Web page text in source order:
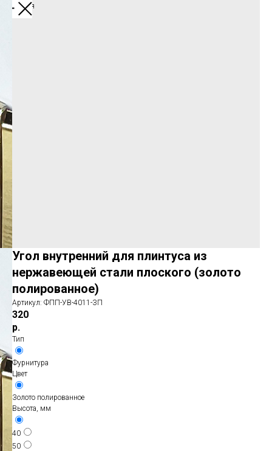
Вернуться
Угол внутренний для плинтуса из
нержавеющей стали плоского (золото
полированное)
Артикул: ФПП-УВ-4011-ЗП
320
р.
Тип
Фурнитура
Цвет
Золото полированное
Высота, мм
40
50